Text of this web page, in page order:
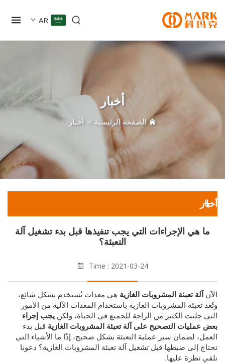
AR
أخبار
الصفحة الرئيسية>أخبار
هي الإجراءات التي يجب تنفيذها قبل بدء تشغيل آلة
التعبئة؟
Time : 2021-03-24
آلة تعبئة المشروبات الغازية هي معدات تُستخدم بشكل شائع،
المشروبات الغازية باستخدام المعدات الآلية من الأمور
الكثير من الراحة للجميع في الحياة، ولكنيجب إجراء
التصحيح على آلة تعبئة المشروبات الغازية قبل بدء
لضمان سير عملية التعبئة بشكل صحيح، إذًا ما الأشياء التي
إلى ضبطها قبل تشغيل آلة تعبئة المشروبات الغازية؟ دعونا
عليها.